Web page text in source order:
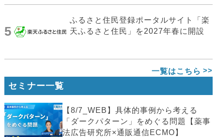
5
ふるさと住民登録ポータルサイト「楽
天ふるさと住民」を2027年春に開設
一覧はこちら
セミナー一覧
【8/7_WEB】具体的事例から考える
「ダークパターン」をめぐる問題【薬事
法広告研究所×通販通信ECMO】